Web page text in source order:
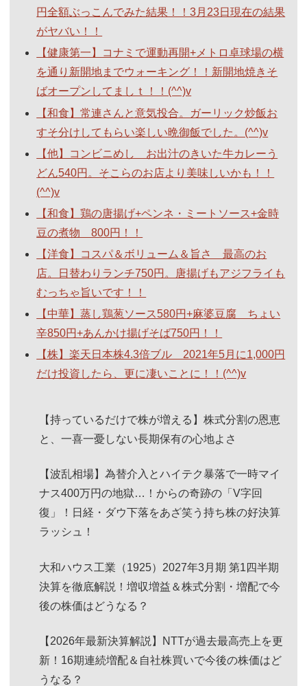
円全額ぶっこんでみた結果！！3月23日現在の結果
がヤバい！！
【健康第一】コナミで運動再開+メトロ卓球場の横
を通り新開地までウォーキング！！新開地焼きそ
ばオープンしてましｔ！！(^^)v
【和食】常連さんと意気投合。ガーリック炒飯お
すそ分けしてもらい楽しい晩御飯でした。(^^)v
【他】コンビニめし お出汁のきいた牛カレーう
どん540円。そこらのお店より美味しいかも！！
(^^)v
【和食】鶏の唐揚げ+ペンネ・ミートソース+金時
豆の煮物 800円！！
【洋食】コスパ＆ボリューム＆旨さ 最高のお
店。日替わりランチ750円。唐揚げもアジフライも
むっちゃ旨いです！！
【中華】蒸し鶏葱ソース580円+麻婆豆腐 ちょい
辛850円+あんかけ揚げそば750円！！
【株】楽天日本株4.3倍ブル 2021年5月に1,000円
だけ投資したら、更に凄いことに！！(^^)v
【持っているだけで株が増える】株式分割の恩恵
と、一喜一憂しない長期保有の心地よさ
【波乱相場】為替介入とハイテク暴落で一時マイ
ナス400万円の地獄…！からの奇跡の「V字回
復」！日経・ダウ下落をあざ笑う持ち株の好決算
ラッシュ！
大和ハウス工業（1925）2027年3月期 第1四半期
決算を徹底解説！増収増益＆株式分割・増配で今
後の株価はどうなる？
【2026年最新決算解説】NTTが過去最高売上を更
新！16期連続増配＆自社株買いで今後の株価はど
うなる？